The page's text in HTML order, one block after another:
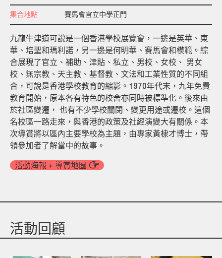
集合地點 賽馬會官立中學正門
九龍牛津道可說是一個香港學校展覽會，一邊是英華、東
華、培聖和瑪利諾，另一邊是何明華、賽馬會和模範。綜
合展現了官立、補助、津貼、私立、男校、女校、 男女
校、無宗教、天主教、基督教、文法和工業性質的不同組
合，可說是香港學校教育的縮影。1970年代末，九年免費
教育開始，原本各有特色的校舍亦同時被標準化。後來由
於社區變遷， 也有不少學校關閉、變更用途或遷校。這個
名校區一路走來，與香港的政策及社經演變大有關係。本
次導賞將以區內主要學校為主題，由專家黃棣才博士，帶
領參加者了解當中的故事。
活動海報 + 導賞地圖
活動回顧